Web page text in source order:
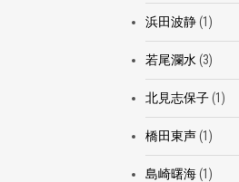
浜田波静(1)
若尾瀾水 (3)
北見志保子(1)
橋田東声(1)
島崎曙海(1)